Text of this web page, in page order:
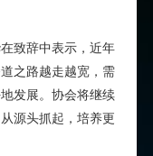
致辞中表示，近年
之路越走越宽，需
发展。 协会将继续
源头抓起，培养更